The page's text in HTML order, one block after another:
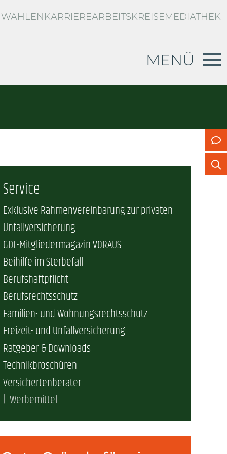
WAHLENKARRIEREARBEITSKREISEMEDIATHEK
MENÜ
(DB AG)
als nur Plus (DB AG)
Service
Exklusive Rahmenvereinbarung zur privaten
Unfallversicherung
GDL-Mitgliedermagazin VORAUS
Beihilfe im Sterbefall
Berufshaftpflicht
Berufsrechtsschutz
Familien- und Wohnungsrechtsschutz
Freizeit- und Unfallversicherung
Ratgeber & Downloads
Technikbroschüren
Versichertenberater
Werbemittel